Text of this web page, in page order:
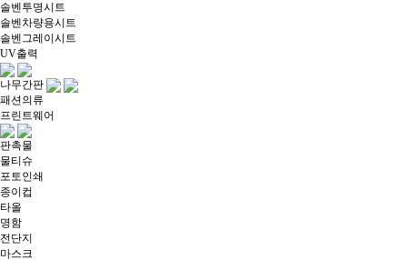
솔벤투명시트
솔벤차량용시트
솔벤그레이시트
UV출력
나무간판
패션의류
프린트웨어
판촉물
물티슈
포토인쇄
종이컵
타올
명함
전단지
마스크